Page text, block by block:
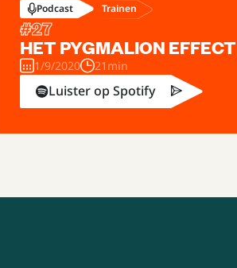
Podcast Trainen
#27
HET PYGMALION EFFECT
1/9/2020 21min
Luister op Spotify